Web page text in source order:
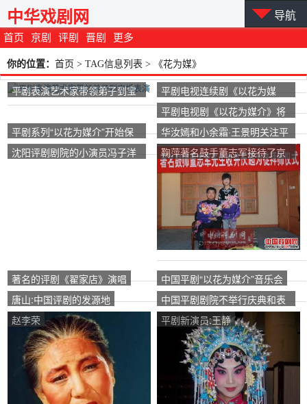
首页 京剧 评剧 晋剧 更多
中华戏剧网 导航
你的位置： 首页 > TAG信息列表 > 《花为媒》
平剧表演艺术家带领弟子到宝
坻表演
平剧电视连续剧《以花为媒
介》旨在选拔全国范围内的优
秀演员。
平剧电视剧《以花为媒介》将
在不久的将来开拍
平剧系列“以花为媒介”开始保
留平剧的经典演唱风格
华汝嫣和小余霜·王景明关注平
剧《华梅玮》
沈阳评剧剧院的小演员冯子洋
鞠萍著名鼓手董志军接待了京
青朝的弟子。
著名的评剧《翟家店》演唱
中国平剧“以花为媒介”音乐会
唐山:中国评剧的发源地
中国平剧剧院不举行庆典和表
演。
赵李荣 平剧新演员:王静